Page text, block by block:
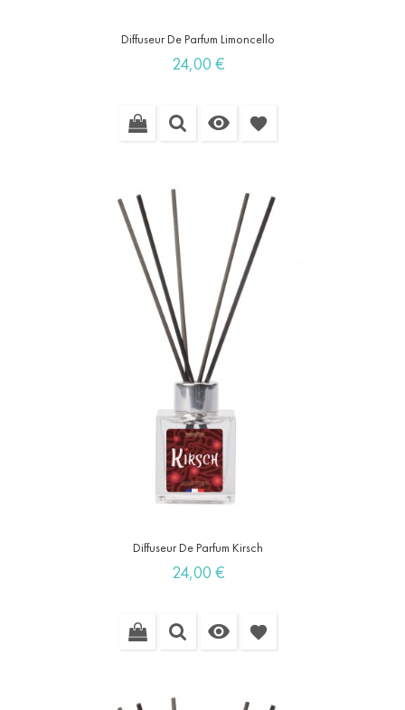
Diffuseur De Parfum Limoncello
Prix
24,00 €
 favorite
Diffuseur De Parfum Kirsch
Prix
24,00 €
 favorite